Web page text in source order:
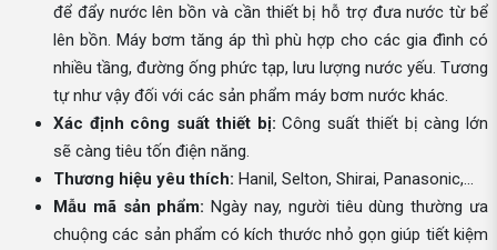
để đẩy nước lên bồn và cần thiết bị hỗ trợ đưa nước từ bể
lên bồn. Máy bơm tăng áp thì phù hợp cho các gia đình có
nhiều tầng, đường ống phức tạp, lưu lượng nước yếu. Tương
tự như vậy đối với các sản phẩm máy bơm nước khác.
Xác định công suất thiết bị: Công suất thiết bị càng lớn
sẽ càng tiêu tốn điện năng.
Thương hiệu yêu thích: Hanil, Selton, Shirai, Panasonic,...
Mẫu mã sản phẩm: Ngày nay, người tiêu dùng thường ưa
chuộng các sản phẩm có kích thước nhỏ gọn giúp tiết kiệm